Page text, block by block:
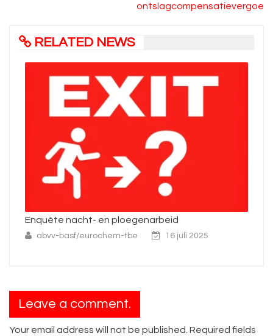
RELATED NEWS
juli 2025
Ontwerp-CAO: een analyse
abvv-basf-tbe 29 november 2021
Leave a comment.
Your email address will not be published. Required fields